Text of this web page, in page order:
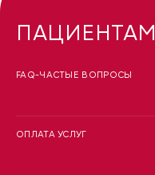
ПАЦИЕНТАМ
FAQ-ЧАСТЫЕ ВОПРОСЫ
ОПЛАТА УСЛУГ